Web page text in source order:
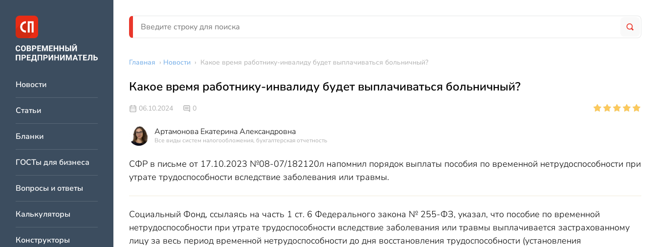
Новости
Статьи
Бланки
ГОСТы для бизнеса
Вопросы и ответы
Калькуляторы
Конструкторы
Главная › Новости › Какое время работнику-инвалиду будет выплачиваться больничный?
Какое время работнику-инвалиду будет выплачиваться больничный?
06.10.2024 0
Артамонова Екатерина Александровна
Все виды систем налогообложения, бухгалтерская отчетность
СФР в письме от 17.10.2023 №08-07/182120л напомнил порядок выплаты пособия по временной нетрудоспособности при
утрате трудоспособности вследствие заболевания или травмы.
Социальный Фонд, ссылаясь на часть 1 ст. 6 Федерального закона № 255-ФЗ, указал, что пособие по временной
нетрудоспособности при утрате трудоспособности вследствие заболевания или травмы выплачивается застрахованному
лицу за весь период временной нетрудоспособности до дня восстановления трудоспособности (установления